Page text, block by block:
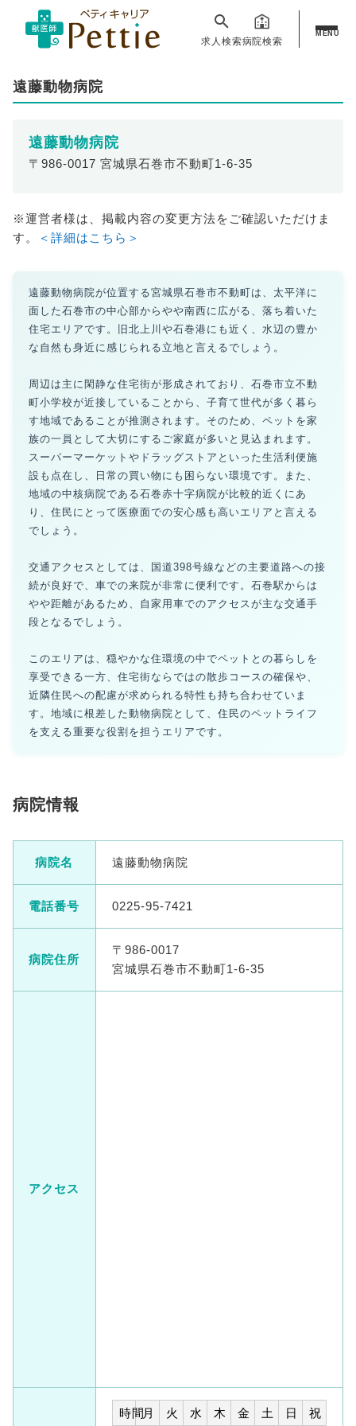
求人検索病院検索
MENU
遠藤動物病院
遠藤動物病院
〒986-0017 宮城県石巻市不動町1-6-35
※運営者様は、掲載内容の変更方法をご確認いただけま
す。
＜詳細はこちら＞
遠藤動物病院が位置する宮城県石巻市不動町は、太平洋に
面した石巻市の中心部からやや南西に広がる、落ち着いた
住宅エリアです。旧北上川や石巻港にも近く、水辺の豊か
な自然も身近に感じられる立地と言えるでしょう。
周辺は主に閑静な住宅街が形成されており、石巻市立不動
町小学校が近接していることから、子育て世代が多く暮ら
す地域であることが推測されます。そのため、ペットを家
族の一員として大切にするご家庭が多いと見込まれます。
スーパーマーケットやドラッグストアといった生活利便施
設も点在し、日常の買い物にも困らない環境です。また、
地域の中核病院である石巻赤十字病院が比較的近くにあ
り、住民にとって医療面での安心感も高いエリアと言える
でしょう。
交通アクセスとしては、国道398号線などの主要道路への接
続が良好で、車での来院が非常に便利です。石巻駅からは
やや距離があるため、自家用車でのアクセスが主な交通手
段となるでしょう。
このエリアは、穏やかな住環境の中でペットとの暮らしを
享受できる一方、住宅街ならではの散歩コースの確保や、
近隣住民への配慮が求められる特性も持ち合わせていま
す。地域に根差した動物病院として、住民のペットライフ
を支える重要な役割を担うエリアです。
病院情報
病院名 遠藤動物病院
電話番号 0225-95-7421
病院住所
〒986-0017
宮城県石巻市不動町1-6-35
アクセス
時間月 火 水 木 金 土 日 祝